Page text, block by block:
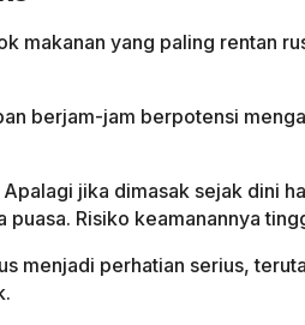
makanan yang paling rentan
berjam-jam berpotensi
jika dimasak sejak dini
Risiko keamanannya
menjadi perhatian serius,